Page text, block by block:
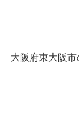
大阪府東大阪